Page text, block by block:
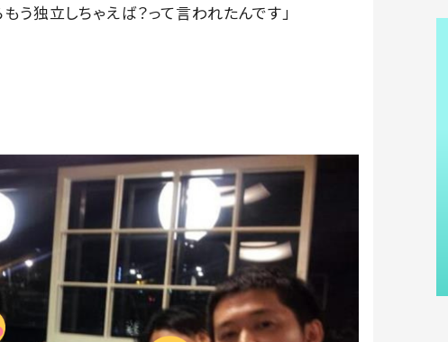
う独立しちゃえば？って言われたんです」